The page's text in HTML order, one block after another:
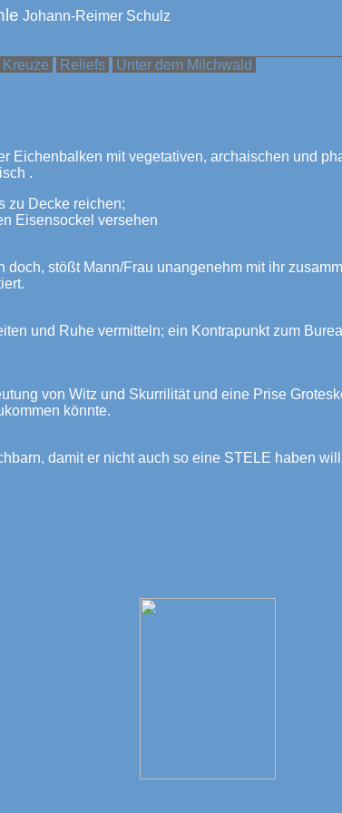
Johann-Reimer Schulz
Kreuze Reliefs Unter dem Milchwald
Eichenbalken mit vegetativen, archaischen und
.
zu Decke reichen;
Eisensockel versehen
doch, stößt Mann/Frau unangenehm mit ihr
und Ruhe vermitteln; ein Kontrapunkt zum
von Witz und Skurrilität und eine Prise
könnte.
damit er nicht auch so eine STELE haben